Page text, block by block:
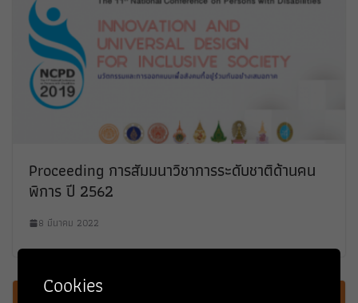
Proceeding การสัมมนาวิชาการระดับชาติด้านคน
พิการ ปี 2562
8 มีนาคม 2022
Cookies